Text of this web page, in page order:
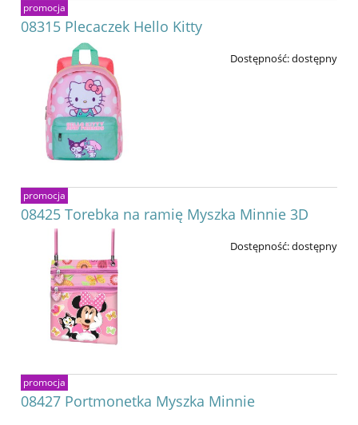
08315 Plecaczek Hello Kitty
Dostępność:dostępny
promocja
08425 Torebka na ramię Myszka Minnie 3D
Dostępność:dostępny
promocja
08427 Portmonetka Myszka Minnie
promocja